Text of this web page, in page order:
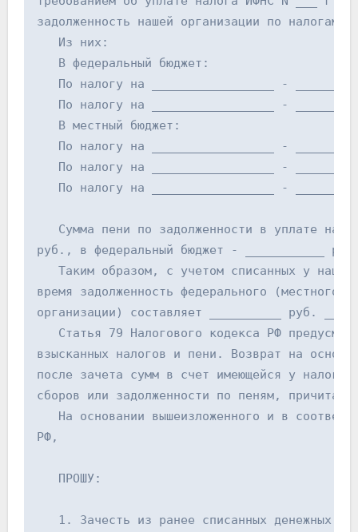
задолженность нашей организации по налогам
   Из них:
   В федеральный бюджет:
По налогу на _________________ -
По налогу на _________________ -
   В местный бюджет:
По налогу на _________________ -
По налогу на _________________ -
По налогу на _________________ -
Сумма пени по задолженности в уплате
руб., в федеральный бюджет - ___________
Таким образом, с учетом списанных у
время задолженность федерального
организации) составляет __________ руб. __
Статья 79 Налогового кодекса РФ
взысканных налогов и пени. Возврат на
после зачета сумм в счет имеющейся у
сборов или задолженности по пеням,
На основании вышеизложенного и в
РФ,
   ПРОШУ:
1. Зачесть из ранее списанных денежных